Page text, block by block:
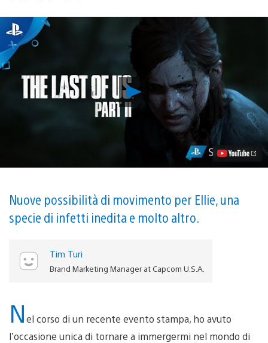
Riproduci
video
Nuovi
dettagli
The
Us
Parte
II
Nuove possibilità di movimento per Ellie, una
specie di infetti inedita e molto altro.
Tim Turi
Brand Marketing Manager at Capcom U.S.A.
Nel corso di un recente evento stampa, ho avuto
l’occasione unica di tornare a immergermi nel mondo di